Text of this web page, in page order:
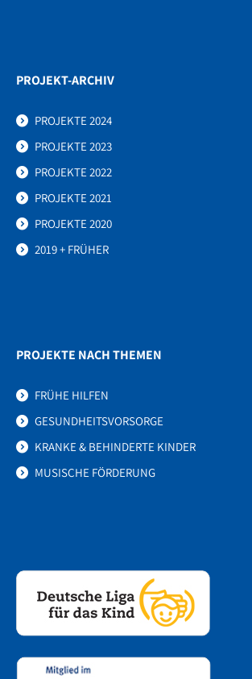
PROJEKT-ARCHIV
PROJEKTE 2024
PROJEKTE 2023
PROJEKTE 2022
PROJEKTE 2021
PROJEKTE 2020
2019 + FRÜHER
PROJEKTE NACH THEMEN
FRÜHE HILFEN
GESUNDHEITSVORSORGE
KRANKE & BEHINDERTE KINDER
MUSISCHE FÖRDERUNG